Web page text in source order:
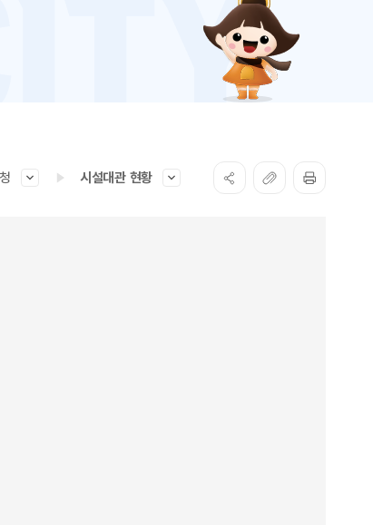
시설대관 현황